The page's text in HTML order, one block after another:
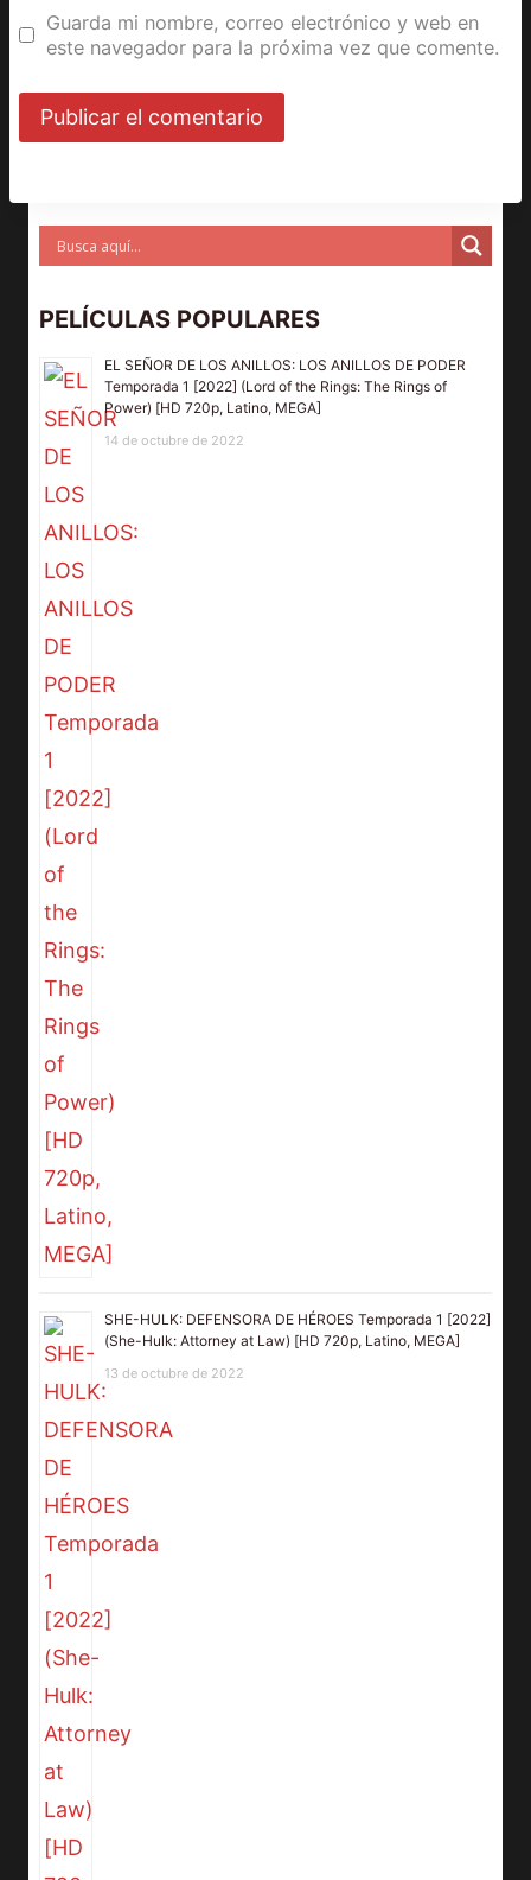
Guarda mi nombre, correo electrónico y web en
este navegador para la próxima vez que comente.
PELÍCULAS POPULARES
EL SEÑOR DE LOS ANILLOS: LOS ANILLOS DE PODER
Temporada 1 [2022] (Lord of the Rings: The Rings of
Power) [HD 720p, Latino, MEGA]
14 de octubre de 2022
SHE-HULK: DEFENSORA DE HÉROES Temporada 1 [2022]
(She-Hulk: Attorney at Law) [HD 720p, Latino, MEGA]
13 de octubre de 2022